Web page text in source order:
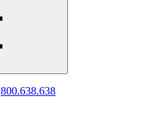
800.638.638